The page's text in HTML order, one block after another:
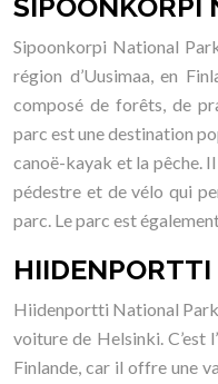
SIPOONKORPI
Sipoonkorpi National
région d’Uusimaa, en
composé de forêts, de
parc est une destination
canoë-kayak et la pêche.
pédestre et de vélo qui
parc. Le parc est
Hiidenportti National Park
voiture de Helsinki. C’est
Finlande, car il offre une